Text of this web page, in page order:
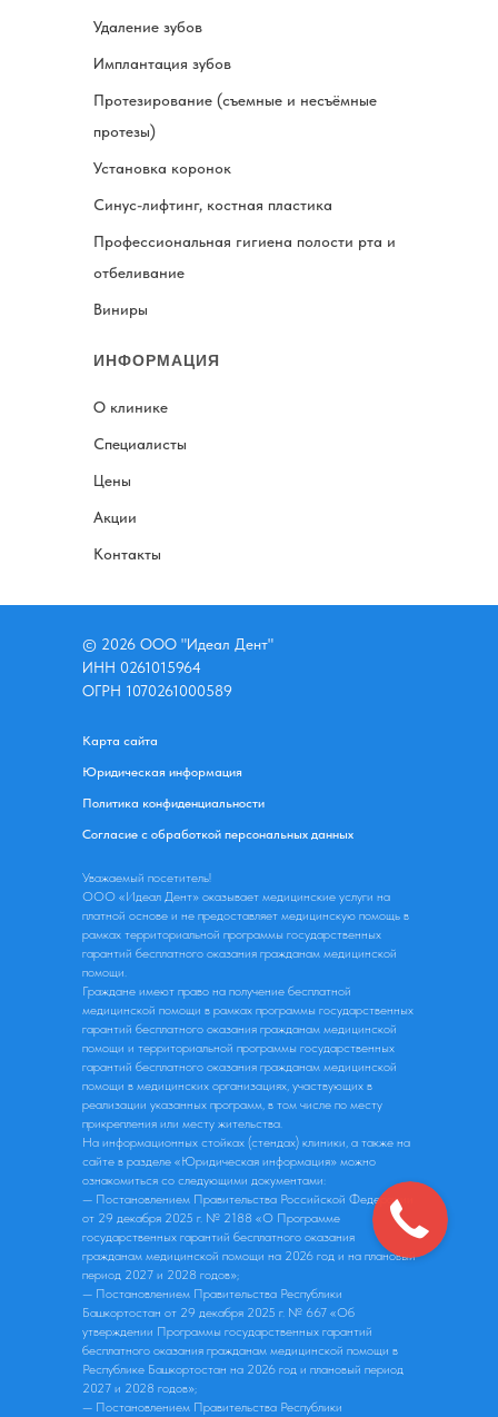
Специалисты
Цены
Акции
О клинике
ИНФОРМАЦИЯ
Профессиональная гигиена полости рта и
отбеливание
Имплантация зубов
Протезирование (съемные и несъёмные
протезы)
Установка коронок
Удаление зубов
Контакты
Виниры
Синус-лифтинг, костная пластика
Карта сайта
Юридическая информация
Уважаемый посетитель!
ООО «Идеал Дент» оказывает медицинские услуги на
платной основе и не предоставляет медицинскую помощь в
рамках территориальной программы государственных
гарантий бесплатного оказания гражданам медицинской
помощи.
Граждане имеют право на получение бесплатной
медицинской помощи в рамках программы государственных
гарантий бесплатного оказания гражданам медицинской
помощи и территориальной программы государственных
гарантий бесплатного оказания гражданам медицинской
помощи в медицинских организациях, участвующих в
реализации указанных программ, в том числе по месту
прикрепления или месту жительства.
На информационных стойках (стендах) клиники, а также на
сайте в разделе «Юридическая информация» можно
ознакомиться со следующими документами:
— Постановлением Правительства Российской Федерации
от 29 декабря 2025 г. № 2188 «О Программе
государственных гарантий бесплатного оказания
гражданам медицинской помощи на 2026 год и на плановый
период 2027 и 2028 годов»;
— Постановлением Правительства Республики
Башкортостан от 29 декабря 2025 г. № 667 «Об
утверждении Программы государственных гарантий
бесплатного оказания гражданам медицинской помощи в
Республике Башкортостан на 2026 год и плановый период
2027 и 2028 годов»;
— Постановлением Правительства Республики
Политика конфиденциальности
© 2026 ООО "Идеал Дент"
ИНН 0261015964
ОГРН 1070261000589
Согласие с обработкой персональных данных